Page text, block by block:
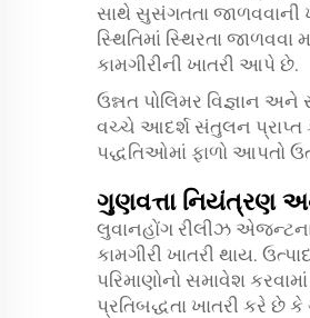
સાથે સુસંગતતા જાળવવાની
સ્થિતિમાં સ્થિરતા
કામગીરીની ખાતરી આપે છે.
ઉન્નત પોલિમર વિજ્ઞાન
વચ્ચે આદર્શ સંતુલન પ્રાપ્ત
પદ્ધતિઓમાં ફાળો આપતો
ગુણવત્તા નિયંત્રણ
લુવાનહોંગ રીલીઝ
કામગીરી ખાતરી થાય.
પરિમાણોનો સમાવેશ
પ્રતિબદ્ધતા ખાતરી કરે છે